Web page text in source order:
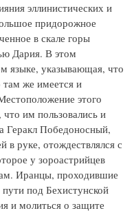
эллинистических и
придорожное
в скале горы
Дария. В этом
языке, указывающая, что
там же имеется и
этого
что им пользовались и
Геракл Победоносный,
руке, отождествлялся с
у зороастрийцев
Иранцы, проходившие
под Бехистунской
и молиться о защите